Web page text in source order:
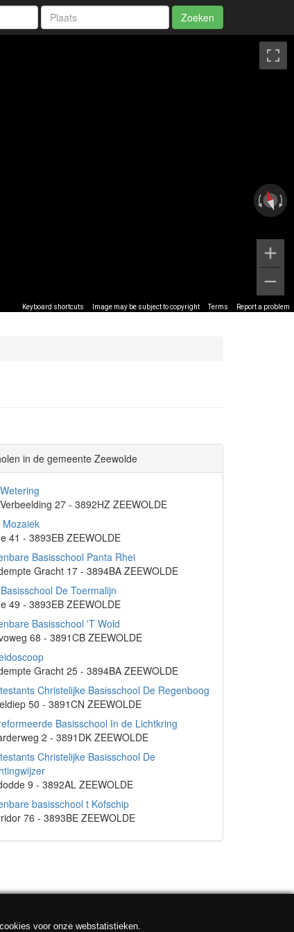
Zoeken
Keyboard shortcuts Image may be subject to copyright Terms Report a problem
in de gemeente Zeewolde
27 - 3892HZ ZEEWOLDE
Mozaiek
41 - 3893EB ZEEWOLDE
Basisschool Panta Rhei
Gracht 17 - 3894BA ZEEWOLDE
De Toermalijn
49 - 3893EB ZEEWOLDE
Basisschool 'T Wold
68 - 3891CB ZEEWOLDE
Gracht 25 - 3894BA ZEEWOLDE
Christelijke Basisschool De Regenboog
50 - 3891CN ZEEWOLDE
Basisschool In de Lichtkring
2 - 3891DK ZEEWOLDE
Christelijke Basisschool De
9 - 3892AL ZEEWOLDE
basisschool t Kofschip
76 - 3893BE ZEEWOLDE
voor onze webstatistieken.